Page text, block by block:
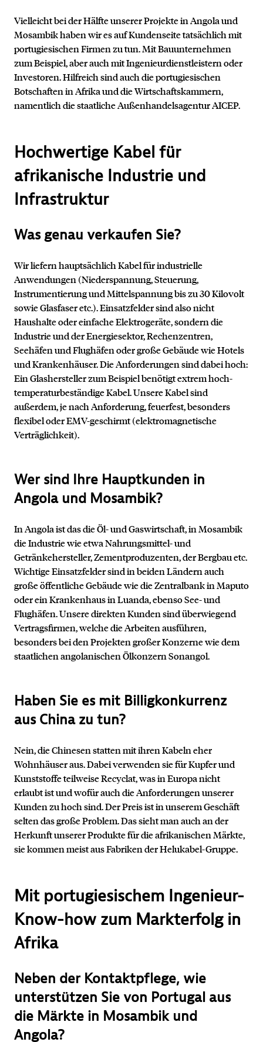
Vielleicht bei der Hälfte unserer Projekte in Angola und
Mosambik haben wir es auf Kundenseite tatsächlich mit
portugiesischen Firmen zu tun. Mit Bauunternehmen
zum Beispiel, aber auch mit Ingenieurdienstleistern oder
Investoren. Hilfreich sind auch die portugiesischen
Botschaften in Afrika und die Wirtschaftskammern,
namentlich die staatliche Außenhandelsagentur AICEP.
Hochwertige Kabel für
afrikanische Industrie und
Infrastruktur
Was genau verkaufen Sie?
Wir liefern hauptsächlich Kabel für industrielle
Anwendungen (Niederspannung, Steuerung,
Instrumentierung und Mittelspannung bis zu 30 Kilovolt
sowie Glasfaser etc.). Einsatzfelder sind also nicht
Haushalte oder einfache Elektrogeräte, sondern die
Industrie und der Energiesektor, Rechenzentren,
Seehäfen und Flughäfen oder große Gebäude wie Hotels
und Krankenhäuser. Die Anforderungen sind dabei hoch:
Ein Glashersteller zum Beispiel benötigt extrem hoch-
temperaturbeständige Kabel. Unsere Kabel sind
außerdem, je nach Anforderung, feuerfest, besonders
flexibel oder EMV-geschirmt (elektromagnetische
Verträglichkeit).
Wer sind Ihre Hauptkunden in
Angola und Mosambik?
In Angola ist das die Öl- und Gaswirtschaft, in Mosambik
die Industrie wie etwa Nahrungsmittel- und
Getränkehersteller, Zementproduzenten, der Bergbau etc.
Wichtige Einsatzfelder sind in beiden Ländern auch
große öffentliche Gebäude wie die Zentralbank in Maputo
oder ein Krankenhaus in Luanda, ebenso See- und
Flughäfen. Unsere direkten Kunden sind überwiegend
Vertragsfirmen, welche die Arbeiten ausführen,
besonders bei den Projekten großer Konzerne wie dem
staatlichen angolanischen Ölkonzern Sonangol.
Haben Sie es mit Billigkonkurrenz
aus China zu tun?
Nein, die Chinesen statten mit ihren Kabeln eher
Wohnhäuser aus. Dabei verwenden sie für Kupfer und
Kunststoffe teilweise Recyclat, was in Europa nicht
erlaubt ist und wofür auch die Anforderungen unserer
Kunden zu hoch sind. Der Preis ist in unserem Geschäft
selten das große Problem. Das sieht man auch an der
Herkunft unserer Produkte für die afrikanischen Märkte,
sie kommen meist aus Fabriken der Helukabel-Gruppe.
Mit portugiesischem Ingenieur-
Know-how zum Markterfolg in
Afrika
Neben der Kontaktpflege, wie
unterstützen Sie von Portugal aus
die Märkte in Mosambik und
Angola?
Kontakt